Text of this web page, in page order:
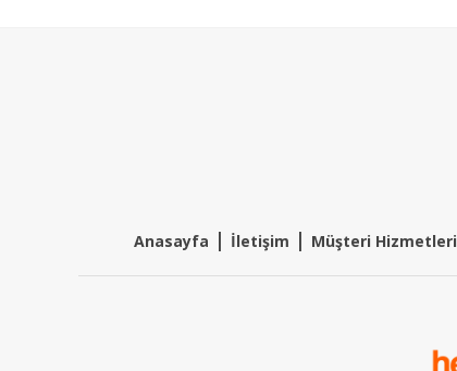
Anasayfa | İletişim | Müşteri Hizmetleri